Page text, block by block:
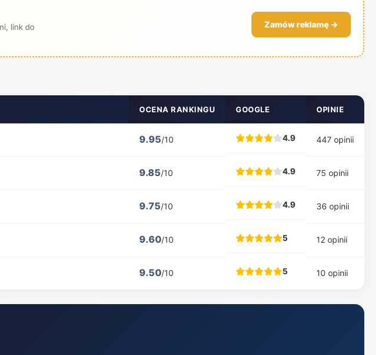
link do
Zamów reklamę →
OCENA RANKINGU GOOGLE OPINIE
9.95/10 4.9 447 opinii
9.85/10 4.9 75 opinii
9.75/10 4.9 36 opinii
9.60/10 5 12 opinii
9.50/10 5 10 opinii